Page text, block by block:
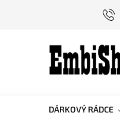
DÁRKOVÝ RÁDCE